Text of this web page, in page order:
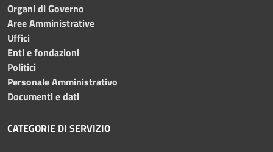
Organi di Governo
Aree Amministrative
Uffici
Enti e fondazioni
Politici
Personale Amministrativo
Documenti e dati
CATEGORIE DI SERVIZIO